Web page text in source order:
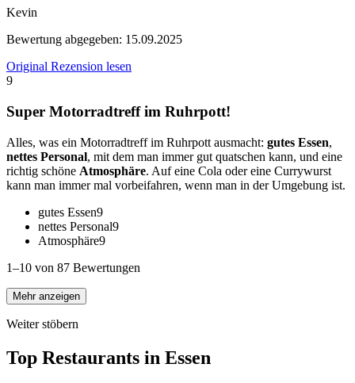
Kevin
Bewertung abgegeben: 15.09.2025
Original Rezension lesen
9
Super Motorradtreff im Ruhrpott!
Alles, was ein Motorradtreff im Ruhrpott ausmacht: gutes Essen,
nettes Personal, mit dem man immer gut quatschen kann, und eine
richtig schöne Atmosphäre. Auf eine Cola oder eine Currywurst
kann man immer mal vorbeifahren, wenn man in der Umgebung ist.
gutes Essen9
nettes Personal9
Atmosphäre9
1–10 von 87 Bewertungen
Mehr anzeigen
Weiter stöbern
Top Restaurants in Essen